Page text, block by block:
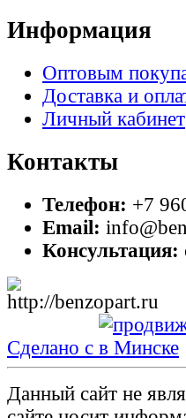
Информация
Оптовым
Доставка и
Личный кабинет
Контакты
Телефон: +7
Email:
Консультация:
Сделано с
Данный сайт не